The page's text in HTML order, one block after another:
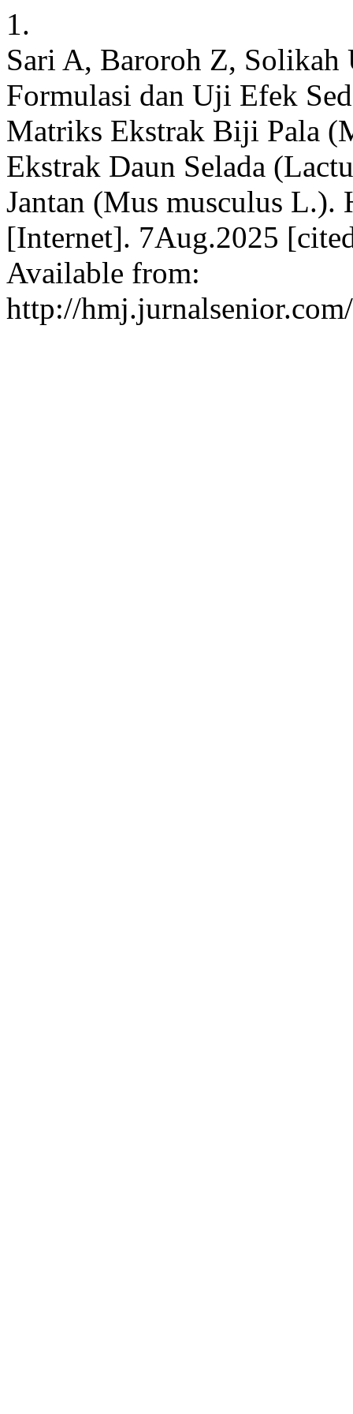
1.
Sari A, Baroroh Z,
Formulasi dan Uji Efek
Matriks Ekstrak Biji Pala
Ekstrak Daun Selada
Jantan (Mus musculus L.).
[Internet]. 7Aug.2025
Available from:
http://